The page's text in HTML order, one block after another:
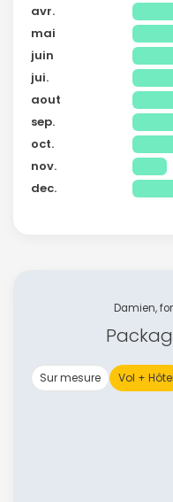
avr.
mai
juin
jui.
aout
sep.
oct.
nov.
dec.
Damien,
Sur mesure Vol + Hôtel